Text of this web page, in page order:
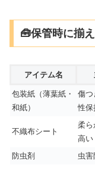
🧰保管時に揃
アイテム名
包装紙（薄葉紙・
和紙）
傷つ
性保
不織布シート
柔ら
高い
防虫剤 虫害